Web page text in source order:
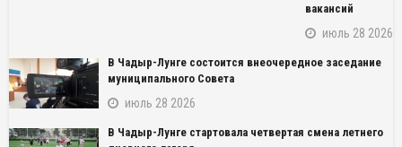
вакансий
июль 28 2026
В Чадыр-Лунге состоится внеочередное заседание
муниципального Совета
июль 28 2026
В Чадыр-Лунге стартовала четвертая смена летнего